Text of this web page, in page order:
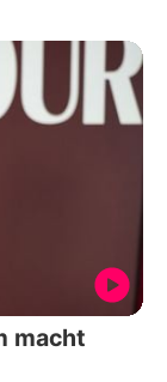
macht